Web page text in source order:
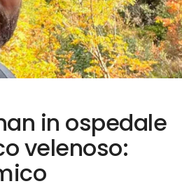
in ospedale
velenoso: